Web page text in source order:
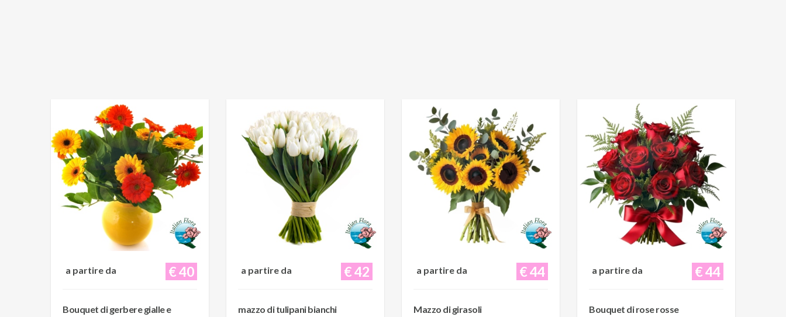
€ 40
a partire da
Bouquet di gerbere gialle e
€ 42
a partire da
mazzo di tulipani bianchi
€ 44
a partire da
Mazzo di girasoli
€ 44
a partire da
Bouquet di rose rosse